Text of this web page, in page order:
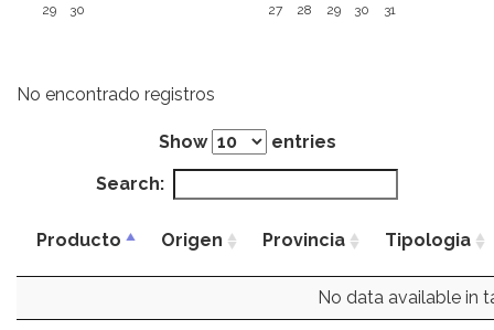
29
30
27
28 29 30 31
No encontrado registros
Show
entries
Search:
Producto Origen Provincia Tipologia
No data available in